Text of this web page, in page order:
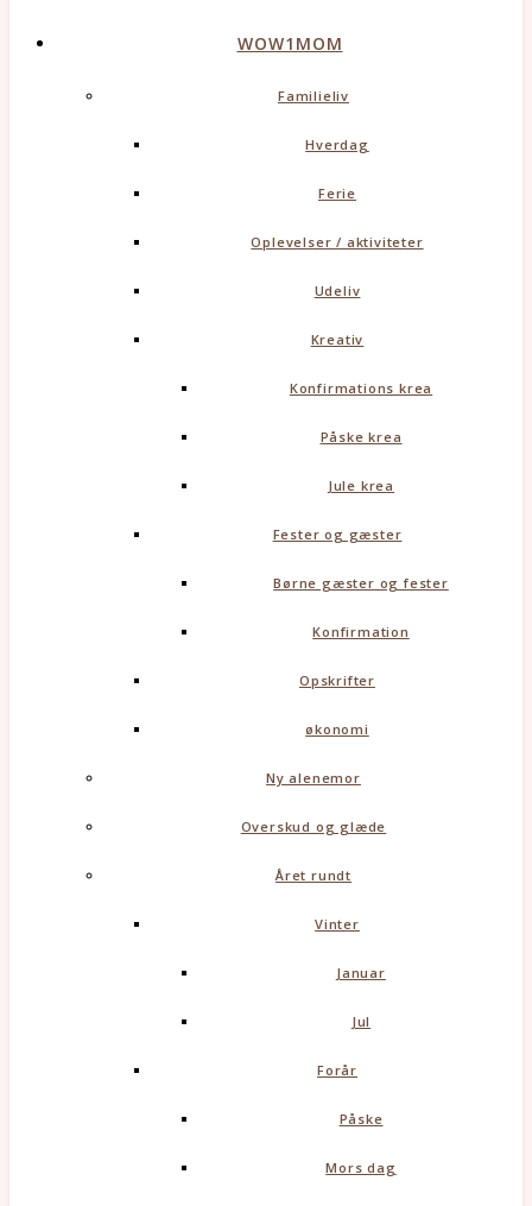
WOW1MOM
Familieliv
Hverdag
Ferie
Oplevelser / aktiviteter
Udeliv
Kreativ
Konfirmations krea
Påske krea
Jule krea
Fester og gæster
Børne gæster og fester
Konfirmation
Opskrifter
økonomi
Ny alenemor
Overskud og glæde
Året rundt
Vinter
Januar
Jul
Forår
Påske
Mors dag